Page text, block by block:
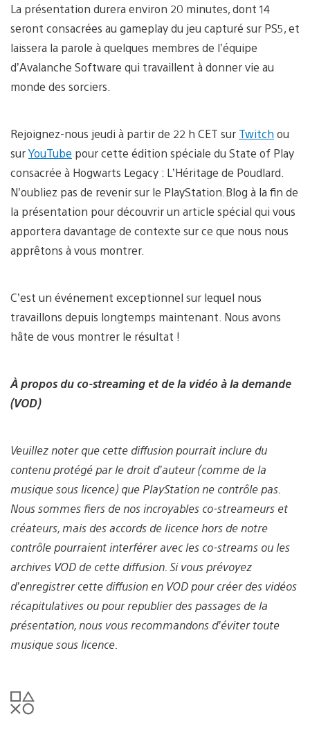
La présentation durera environ 20 minutes, dont 14
seront consacrées au gameplay du jeu capturé sur PS5, et
laissera la parole à quelques membres de l’équipe
d’Avalanche Software qui travaillent à donner vie au
monde des sorciers.
Rejoignez-nous jeudi à partir de 22 h CET sur Twitch ou
surYouTube pour cette édition spéciale du State of Play
consacrée à Hogwarts Legacy : L’Héritage de Poudlard.
N’oubliez pas de revenir sur le PlayStation.Blog à la fin de
la présentation pour découvrir un article spécial qui vous
apportera davantage de contexte sur ce que nous nous
apprêtons à vous montrer.
C’est un événement exceptionnel sur lequel nous
travaillons depuis longtemps maintenant. Nous avons
hâte de vous montrer le résultat !
À propos du co-streaming et de la vidéo à la demande
(VOD)
Veuillez noter que cette diffusion pourrait inclure du
contenu protégé par le droit d’auteur (comme de la
musique sous licence) que PlayStation ne contrôle pas.
Nous sommes fiers de nos incroyables co-streameurs et
créateurs, mais des accords de licence hors de notre
contrôle pourraient interférer avec les co-streams ou les
archives VOD de cette diffusion. Si vous prévoyez
d’enregistrer cette diffusion en VOD pour créer des vidéos
récapitulatives ou pour republier des passages de la
présentation, nous vous recommandons d’éviter toute
musique sous licence.